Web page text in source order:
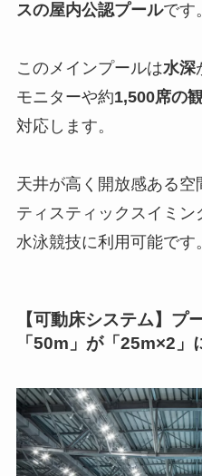
スの屋内公認プールです。
このメインプールは水深
モニターや約1,500席の
対応します。
天井が高く開放感ある
ティスティックスイミ
水泳競技に利用可能です。
【可動床システム】プ
「50m」が「25m×2」